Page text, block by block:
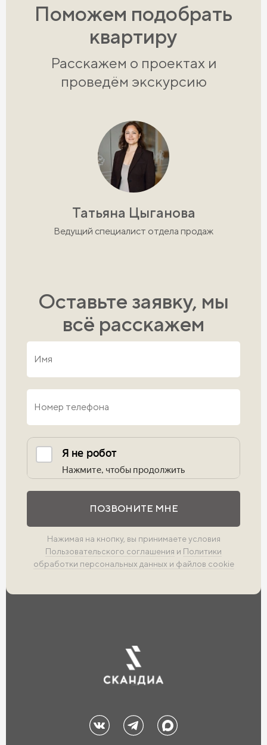
Поможем подобрать
квартиру
Расскажем о проектах и
проведём экскурсию
Татьяна Цыганова
Ведущий специалист отдела продаж
Оставьте заявку, мы
всё расскажем
ПОЗВОНИТЕ МНЕ
Нажимая на кнопку, вы принимаете условия
Пользовательского соглашения и Политики
обработки персональных данных и файлов cookie